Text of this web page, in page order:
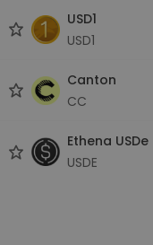
USD1
USD1
Canton
CC
Ethena USDe
USDE